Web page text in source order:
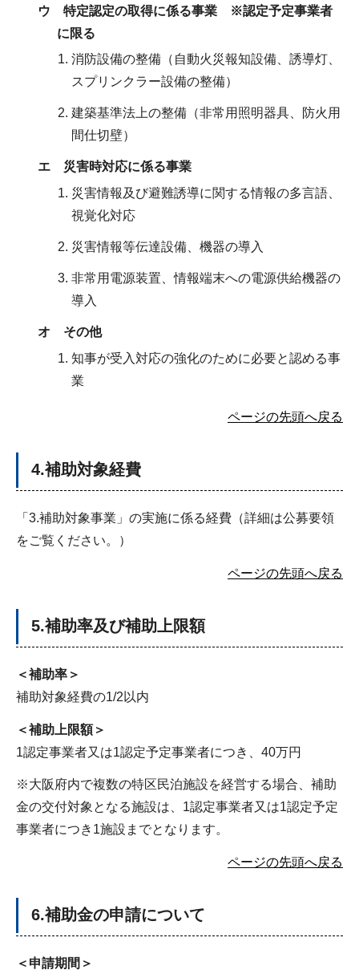
ウ 特定認定の取得に係る事業 ※認定予定事業者
に限る
消防設備の整備（自動火災報知設備、誘導灯、
スプリンクラー設備の整備）
建築基準法上の整備（非常用照明器具、防火用
間仕切壁）
エ 災害時対応に係る事業
災害情報及び避難誘導に関する情報の多言語、
視覚化対応
災害情報等伝達設備、機器の導入
非常用電源装置、情報端末への電源供給機器の
導入
オ その他
知事が受入対応の強化のために必要と認める事
業
ページの先頭へ戻る
4.補助対象経費
「3.補助対象事業」の実施に係る経費（詳細は公募要領
をご覧ください。）
ページの先頭へ戻る
5.補助率及び補助上限額
＜補助率＞
補助対象経費の1/2以内
＜補助上限額＞
1認定事業者又は1認定予定事業者につき、40万円
※大阪府内で複数の特区民泊施設を経営する場合、補助
金の交付対象となる施設は、1認定事業者又は1認定予定
事業者につき1施設までとなります。
ページの先頭へ戻る
6.補助金の申請について
＜申請期間＞